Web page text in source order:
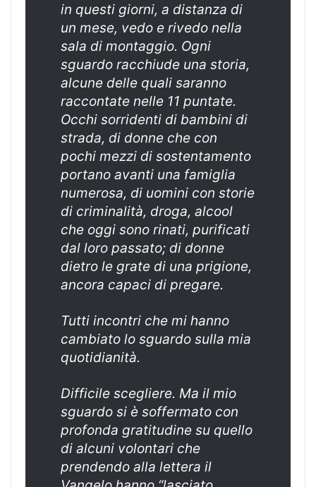
in questi giorni, a distanza di
un mese, vedo e rivedo nella
sala di montaggio. Ogni
sguardo racchiude una storia,
alcune delle quali saranno
raccontate nelle 11 puntate.
Occhi sorridenti di bambini di
strada, di donne che con
pochi mezzi di sostentamento
portano avanti una famiglia
numerosa, di uomini con storie
di criminalità, droga, alcool
che oggi sono rinati, purificati
dal loro passato; di donne
dietro le grate di una prigione,
ancora capaci di pregare.
Tutti incontri che mi hanno
cambiato lo sguardo sulla mia
quotidianità.
Difficile scegliere. Ma il mio
sguardo si è soffermato con
profonda gratitudine su quello
di alcuni volontari che
prendendo alla lettera il